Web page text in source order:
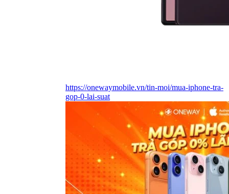
https://onewaymobile.vn/tin-moi/mua-iphone-tra-
gop-0-lai-suat